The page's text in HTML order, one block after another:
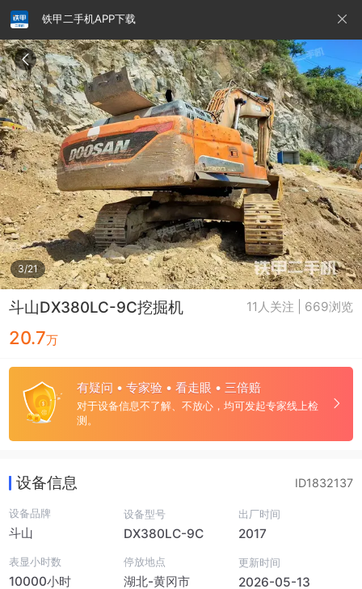
铁甲二手机APP下载
3/21
斗山DX380LC-9C挖掘机 11人关注 | 669浏览
20.7万
有疑问 • 专家验 • 看走眼 • 三倍赔
对于设备信息不了解、不放心，均可发起专家线上检
测。
请输入手机号
提
交
即
表
示
您
同
意
《隐
私
政
策》
设备信息 ID1832137
设备品牌
斗山
设备型号
DX380LC-9C
出厂时间
2017
表显小时数
10000小时
停放地点
湖北-黄冈市
更新时间
2026-05-13
铁甲龙总部 4000099032 认证经纪人